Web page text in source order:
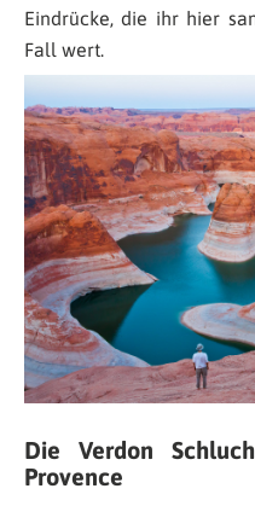
Eindrücke, die ihr hier
Fall wert.
Die Verdon
Provence